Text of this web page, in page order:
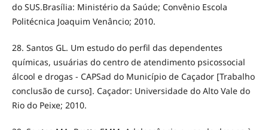
do SUS.Brasília: Ministério da Saúde; Convênio Escola
Politécnica Joaquim Venâncio; 2010.
28. Santos GL. Um estudo do perfil das dependentes
químicas, usuárias do centro de atendimento psicossocial
álcool e drogas - CAPSad do Município de Caçador [Trabalho
conclusão de curso]. Caçador: Universidade do Alto Vale do
Rio do Peixe; 2010.